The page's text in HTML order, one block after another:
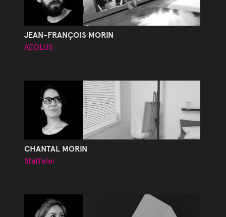
JEAN-FRANÇOIS MORIN
AEOLUS
CHANTAL MORIN
Staffelei